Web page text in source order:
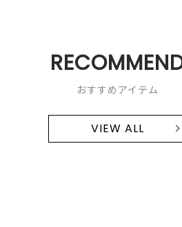
おすすめアイテム
VIEW ALL